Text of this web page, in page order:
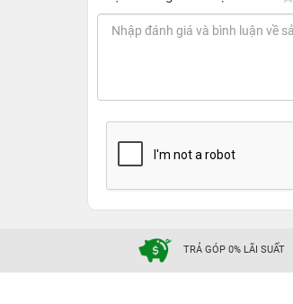
TRẢ GÓP 0% LÃI SUẤT